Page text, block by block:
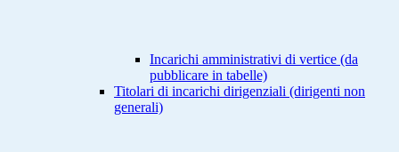
Incarichi amministrativi di vertice (da
pubblicare in tabelle)
Titolari di incarichi dirigenziali (dirigenti non
generali)